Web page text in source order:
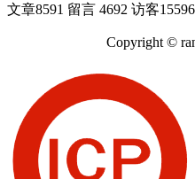
文章8591 留言 4692 访客
Copyright ©